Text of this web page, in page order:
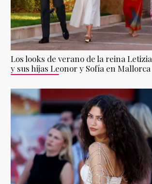
Los looks de verano de la reina Letizia
y sus hijas Leonor y Sofía en Mallorca